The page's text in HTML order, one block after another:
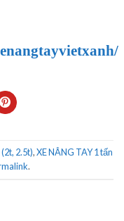
2.5t),XE NÂNG TAY 1 tấn
.